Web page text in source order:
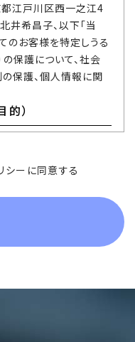
都江戸川区西一之江4
井希昌子、以下「当
のお客様を特定しうる
の保護について、社会
保護、個人情報に関
）
いません。当社が取得
します。
運営のため
供のため
要な通知の実施をす
シーに同意する